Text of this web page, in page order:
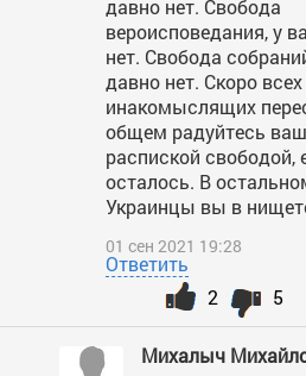
давно нет. Свобода
вероисповедания, у
нет. Свобода
давно нет. Скоро всех
инакомыслящих
общем радуйтесь
распиской свободой,
осталось. В
Украинцы вы в
01 сен 2021 19:28
Ответить
5
2
Михалыч